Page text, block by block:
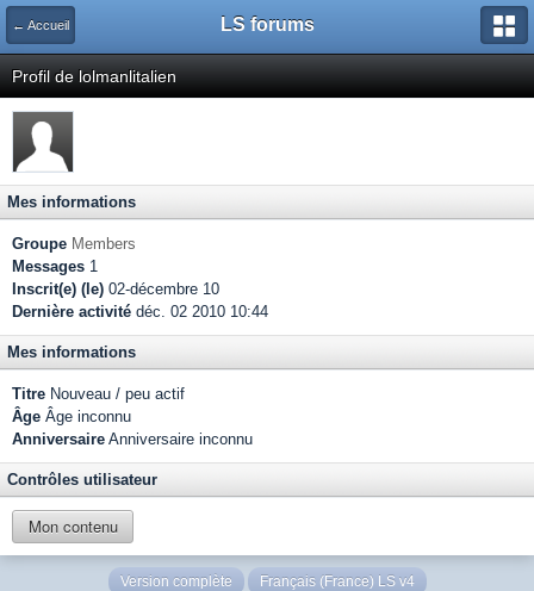
← Accueil LS forums
Profil de lolmanlitalien
Mes informations
Groupe Members
Messages 1
Inscrit(e) (le) 02-décembre 10
Dernière activité déc. 02 2010 10:44
Mes informations
Titre Nouveau / peu actif
Âge Âge inconnu
Anniversaire Anniversaire inconnu
Contrôles utilisateur
Mon contenu
Version complète Français (France) LS v4